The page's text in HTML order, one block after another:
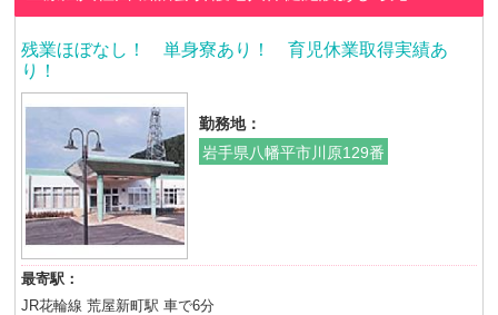
残業ほぼなし！ 単身寮あり！ 育児休業取得実績あ
り！
勤務地：
岩手県八幡平市川原129番
最寄駅：
JR花輪線 荒屋新町駅 車で6分